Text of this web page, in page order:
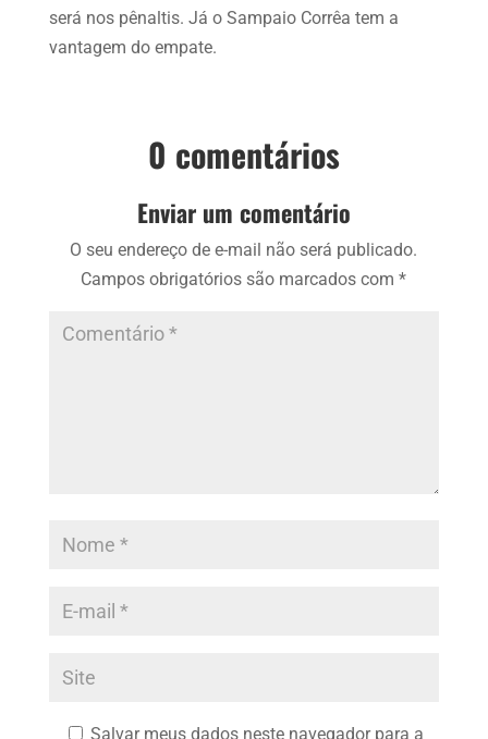
será nos pênaltis. Já o Sampaio Corrêa tem a
vantagem do empate.
0 comentários
Enviar um comentário
O seu endereço de e-mail não será publicado.
Campos obrigatórios são marcados com*
Salvar meus dados neste navegador para a